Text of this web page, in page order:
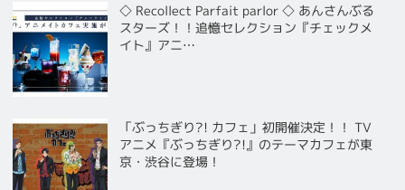
◇ Recollect Parfait parlor ◇ あんさんぶる
スターズ！！追憶セレクション『チェックメ
イト』アニ…
「ぶっちぎり?! カフェ」初開催決定！！ TV
アニメ『ぶっちぎり?!』のテーマカフェが東
京・渋谷に登場！